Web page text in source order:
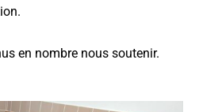
en nombre nous soutenir.